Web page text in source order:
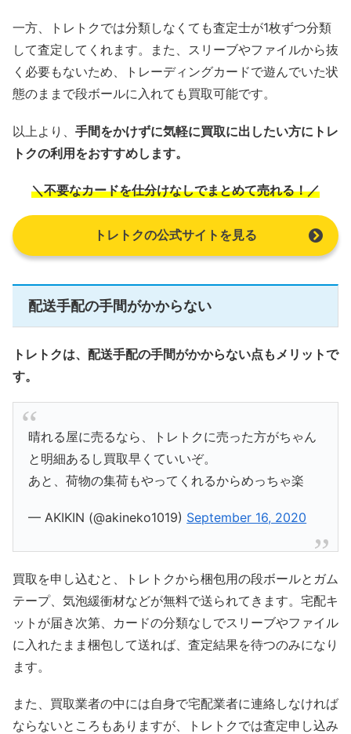
一方、トレトクでは分類しなくても査定士が1枚ずつ分類
して査定してくれます。また、スリーブやファイルから抜
く必要もないため、トレーディングカードで遊んでいた状
態のままで段ボールに入れても買取可能です。
以上より、 手間をかけずに気軽に買取に出したい方にトレ
トクの利用をおすすめします。
＼不要なカードを仕分けなしでまとめて売れる！／
トレトクの公式サイトを見る
配送手配の手間がかからない
トレトクは、配送手配の手間がかからない点もメリットで
す。
晴れる屋に売るなら、トレトクに売った方がちゃん
と明細あるし買取早くていいぞ。
あと、荷物の集荷もやってくれるからめっちゃ楽
— AKIKIN (@akineko1019) September 16, 2020
買取を申し込むと、トレトクから梱包用の段ボールとガム
テープ、気泡緩衝材などが無料で送られてきます。宅配キ
ットが届き次第、カードの分類なしでスリーブやファイル
に入れたまま梱包して送れば、査定結果を待つのみになり
ます。
また、買取業者の中には自身で宅配業者に連絡しなければ
ならないところもありますが、トレトクでは査定申し込み